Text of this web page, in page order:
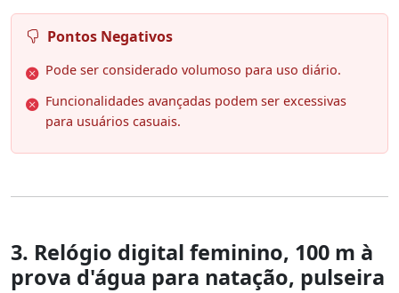
Pontos Negativos
Pode ser considerado volumoso para uso diário.
Funcionalidades avançadas podem ser excessivas
para usuários casuais.
3. Relógio digital feminino, 100 m à
prova d'água para natação, pulseira